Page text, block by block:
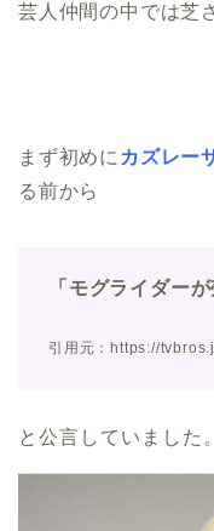
芸人仲間の中では芝
まず初めに カズレー
る前から
「モグライダー
引用元：https://
と公言していました。